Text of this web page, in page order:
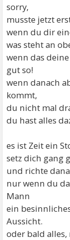
sorry,
musste jetzt
wenn du dir
was steht an
wenn das
gut so!
wenn danach
kommt,
du nicht mal
du hast alles
es ist Zeit ein
setz dich gang
und richte
nur wenn du
Mann
ein
Aussicht.
oder bald